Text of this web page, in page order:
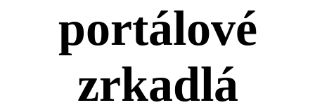
portálové
zrkadlá